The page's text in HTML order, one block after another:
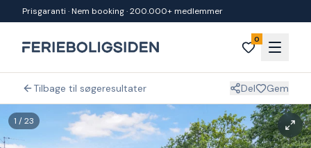
Spring til indhold
Prisgaranti · Nem booking · 200.000+ medlemmer
0
Tilbage til søgeresultater Del Gem
1 /23